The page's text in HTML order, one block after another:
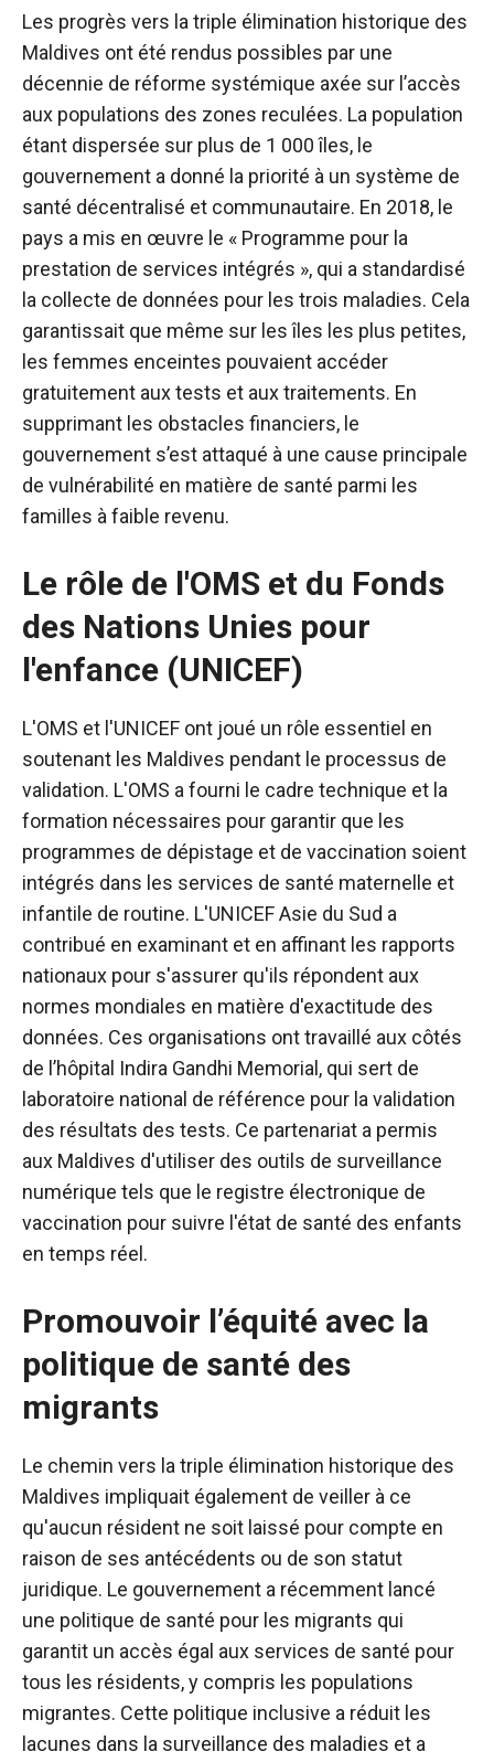
Les progrès vers la triple élimination historique des
Maldives ont été rendus possibles par une
décennie de réforme systémique axée sur l’accès
aux populations des zones reculées. La population
étant dispersée sur plus de 1 000 îles, le
gouvernement a donné la priorité à un système de
santé décentralisé et communautaire. En 2018, le
pays a mis en œuvre le « Programme pour la
prestation de services intégrés », qui a standardisé
la collecte de données pour les trois maladies. Cela
garantissait que même sur les îles les plus petites,
les femmes enceintes pouvaient accéder
gratuitement aux tests et aux traitements. En
supprimant les obstacles financiers, le
gouvernement s’est attaqué à une cause principale
de vulnérabilité en matière de santé parmi les
familles à faible revenu.
Le rôle de l'OMS et du Fonds
des Nations Unies pour
l'enfance (UNICEF)
L'OMS et l'UNICEF ont joué un rôle essentiel en
soutenant les Maldives pendant le processus de
validation. L'OMS a fourni le cadre technique et la
formation nécessaires pour garantir que les
programmes de dépistage et de vaccination soient
intégrés dans les services de santé maternelle et
infantile de routine. L'UNICEF Asie du Sud a
contribué en examinant et en affinant les rapports
nationaux pour s'assurer qu'ils répondent aux
normes mondiales en matière d'exactitude des
données. Ces organisations ont travaillé aux côtés
de l’hôpital Indira Gandhi Memorial, qui sert de
laboratoire national de référence pour la validation
des résultats des tests. Ce partenariat a permis
aux Maldives d'utiliser des outils de surveillance
numérique tels que le registre électronique de
vaccination pour suivre l'état de santé des enfants
en temps réel.
Promouvoir l’équité avec la
politique de santé des
migrants
Le chemin vers la triple élimination historique des
Maldives impliquait également de veiller à ce
qu'aucun résident ne soit laissé pour compte en
raison de ses antécédents ou de son statut
juridique. Le gouvernement a récemment lancé
une politique de santé pour les migrants qui
garantit un accès égal aux services de santé pour
tous les résidents, y compris les populations
migrantes. Cette politique inclusive a réduit les
lacunes dans la surveillance des maladies et a